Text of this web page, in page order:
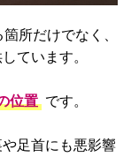
所だけでなく、
ています。
位置 です。
足首にも悪影響